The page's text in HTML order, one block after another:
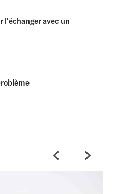
l'échanger avec un